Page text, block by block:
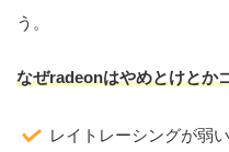
う。
なぜradeonはやめとけとか
レイトレーシングが弱